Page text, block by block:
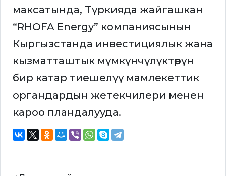
максатында, Түркияда жайгашкан
“RHOFA Energy” компаниясынын
Кыргызстанда инвестициялык жана
кызматташтык мүмкүнчүлүктөрүн
бир катар тиешелүү мамлекеттик
органдардын жетекчилери менен
кароо пландалууда.